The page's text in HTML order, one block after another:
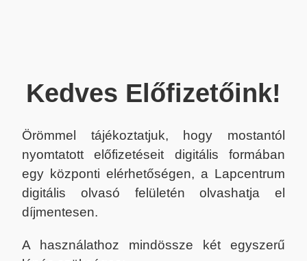
Kedves Előfizetőink!
Örömmel tájékoztatjuk, hogy mostantól
nyomtatott előfizetéseit digitális formában
egy központi elérhetőségen, a Lapcentrum
digitális olvasó felületén olvashatja el
díjmentesen.
A használathoz mindössze két egyszerű